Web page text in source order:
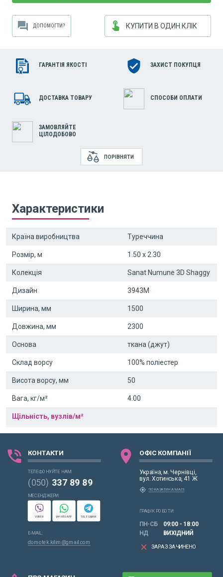
forum ДОПОМОГТИ? touch_app КУПИТИ В ОДИН КЛІК
ГАРАНТІЯ ЯКОСТІ ЗАХИСТ ПОКУПЦЯ
ДОСТАВКА ТОВАРУ СПОСОБИ ОПЛАТИ
ЗАМОВЛЯЙТЕ
ЦІЛОДОБОВО
ПОРІВНЯТИ
Характеристики
Країна виробництва Туреччина
Розмір, м 1.50 x 2.30
Колекція Sanat Numune 3D Shaggy
Дизайн 3943M
Ширина, мм 1500
Довжина, мм 2300
Основа ткана (джут)
Склад ворсу 100% поліестер
Висота ворсу, мм 50
Вага, кг/м² 4.00
Щільність, вузлів/м²
phone_in_talk КОНТАКТИ
ТЕЛЕФОНУЙТЕ НАМ:
(050) 337 89 89
МЕСЕНДЖЕРИ:
VIBER WHATSAPP TELEGRAM
E-MAIL:
domotek.kilim@gmail.com
location_on ОФІС КОМПАНІЇ
Україна, м. Чернівці,
вул. Хотинська, 41 Ж
my_location ПОКАЗАТИ НА МАПІ
ГРАФІК РОБОТИ:
ПН-СБ
09:00 - 18:00
НД
ВИХІДНИЙ
clear ЗАРАЗ ЗАЧИНЕНО